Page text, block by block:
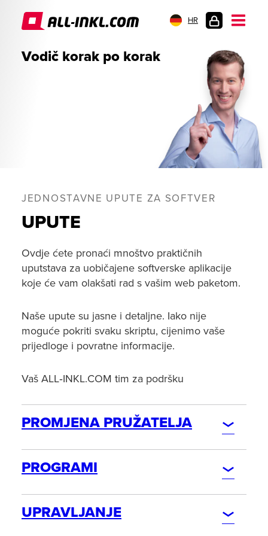
HR
Vodič korak po korak
JEDNOSTAVNE UPUTE ZA SOFTVER
UPUTE
Ovdje ćete pronaći mnoštvo praktičnih
uputstava za uobičajene softverske aplikacije
koje će vam olakšati rad s vašim web paketom.
Naše upute su jasne i detaljne. Iako nije
moguće pokriti svaku skriptu, cijenimo vaše
prijedloge i povratne informacije.
Vaš ALL‑INKL.COM tim za podršku
PROMJENA PRUŽATELJA
NARUDŽBA
Narudžba s novom domenom (nova registracija)
Narudžba s postojećom domenom (KK - promjena
PROGRAMI
PREGLEDNIK
UPRAVLJANJE